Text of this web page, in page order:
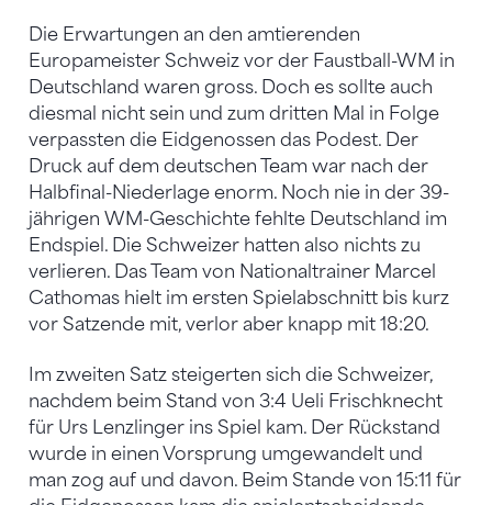
Die Erwartungen an den amtierenden
Europameister Schweiz vor der Faustball-WM in
Deutschland waren gross. Doch es sollte auch
diesmal nicht sein und zum dritten Mal in Folge
verpassten die Eidgenossen das Podest. Der
Druck auf dem deutschen Team war nach der
Halbfinal-Niederlage enorm. Noch nie in der 39-
jährigen WM-Geschichte fehlte Deutschland im
Endspiel. Die Schweizer hatten also nichts zu
verlieren. Das Team von Nationaltrainer Marcel
Cathomas hielt im ersten Spielabschnitt bis kurz
vor Satzende mit, verlor aber knapp mit 18:20.
Im zweiten Satz steigerten sich die Schweizer,
nachdem beim Stand von 3:4 Ueli Frischknecht
für Urs Lenzlinger ins Spiel kam. Der Rückstand
wurde in einen Vorsprung umgewandelt und
man zog auf und davon. Beim Stande von 15:11 für